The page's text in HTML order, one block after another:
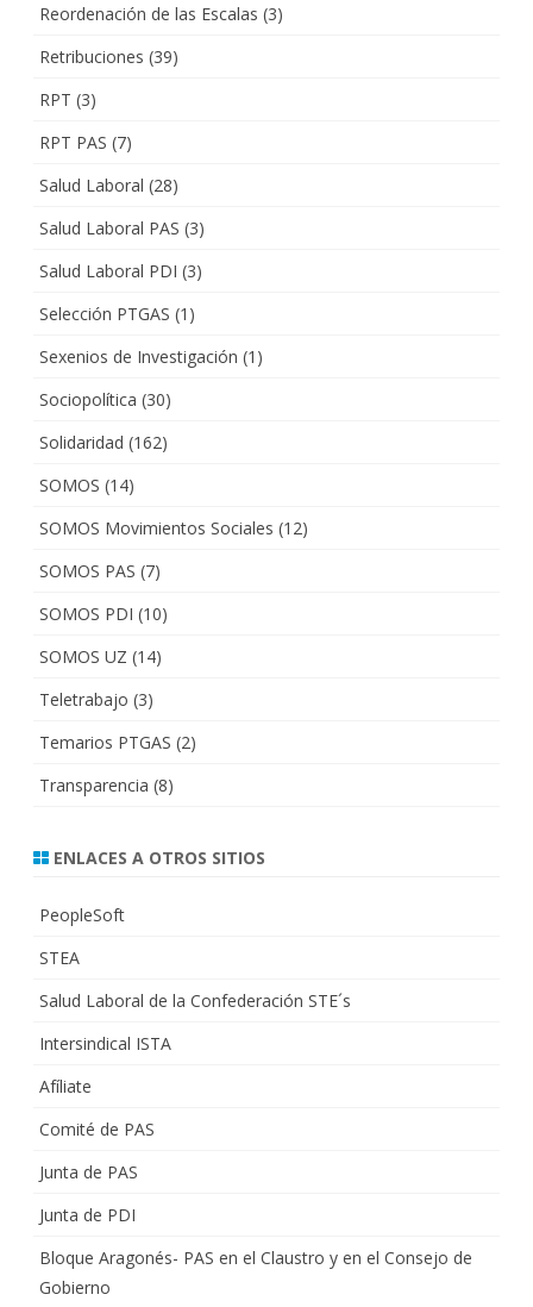
Reordenación de las Escalas (3)
Retribuciones (39)
RPT (3)
RPT PAS (7)
Salud Laboral (28)
Salud Laboral PAS (3)
Salud Laboral PDI (3)
Selección PTGAS (1)
Sexenios de Investigación (1)
Sociopolítica (30)
Solidaridad (162)
SOMOS (14)
SOMOS Movimientos Sociales (12)
SOMOS PAS (7)
SOMOS PDI (10)
SOMOS UZ (14)
Teletrabajo (3)
Temarios PTGAS (2)
Transparencia (8)
ENLACES A OTROS SITIOS
PeopleSoft
STEA
Salud Laboral de la Confederación STE´s
Intersindical ISTA
Afíliate
Comité de PAS
Junta de PAS
Junta de PDI
Bloque Aragonés- PAS en el Claustro y en el Consejo de
Gobierno